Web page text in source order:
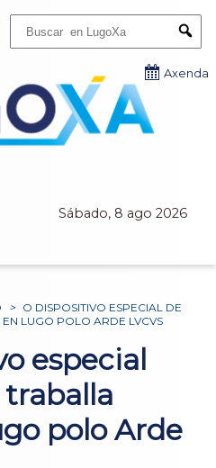
Sábado, 8 ago 2026
Axenda
> O DISPOSITIVO ESPECIAL DE
LUGO POLO ARDE LVCVS
especial
polo Arde